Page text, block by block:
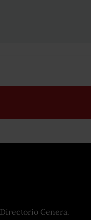
Directorio General